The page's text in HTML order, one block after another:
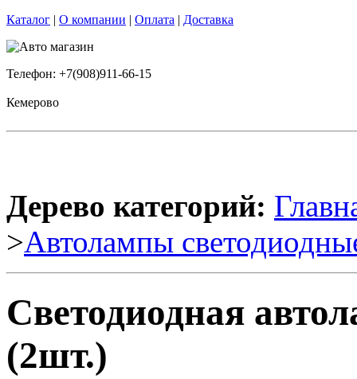
Каталог | О компании | Оплата | Доставка
Телефон: +7(908)911-66-15
Кемерово
Дерево категорий:
>Автолампы
Светодиодная
(2шт.)